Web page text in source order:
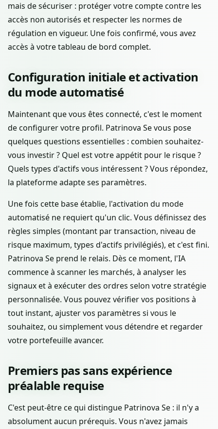
mais de sécuriser : protéger votre compte contre les
accès non autorisés et respecter les normes de
régulation en vigueur. Une fois confirmé, vous avez
accès à votre tableau de bord complet.
Configuration initiale et activation
du mode automatisé
Maintenant que vous êtes connecté, c'est le moment
de configurer votre profil. Patrinova Se vous pose
quelques questions essentielles : combien souhaitez-
vous investir ? Quel est votre appétit pour le risque ?
Quels types d'actifs vous intéressent ? Vous répondez,
la plateforme adapte ses paramètres.
Une fois cette base établie, l'activation du mode
automatisé ne requiert qu'un clic. Vous définissez des
règles simples (montant par transaction, niveau de
risque maximum, types d'actifs privilégiés), et c'est fini.
Patrinova Se prend le relais. Dès ce moment, l'IA
commence à scanner les marchés, à analyser les
signaux et à exécuter des ordres selon votre stratégie
personnalisée. Vous pouvez vérifier vos positions à
tout instant, ajuster vos paramètres si vous le
souhaitez, ou simplement vous détendre et regarder
votre portefeuille avancer.
Premiers pas sans expérience
préalable requise
C'est peut-être ce qui distingue Patrinova Se : il n'y a
absolument aucun prérequis. Vous n'avez jamais